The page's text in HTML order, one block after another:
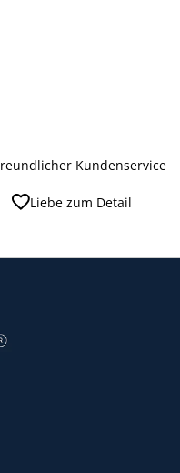
Kundenservice
Liebe zum Detail